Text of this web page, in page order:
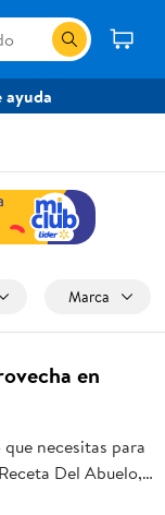
ayuda
Marca
en
necesitas para
Del Abuelo,
el hogar, aquí lo